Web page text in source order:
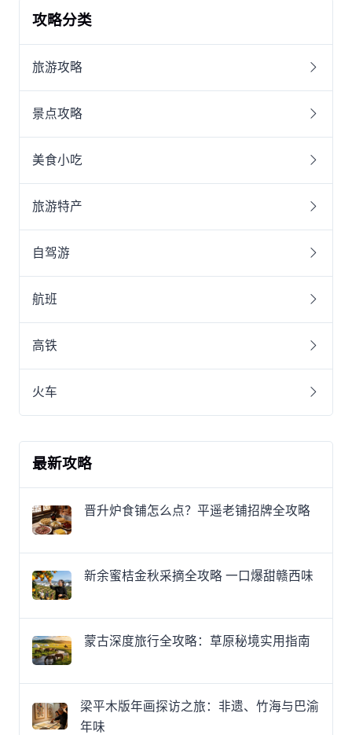
攻略分类
旅游攻略
景点攻略
美食小吃
旅游特产
自驾游
航班
高铁
火车
最新攻略
晋升炉食铺怎么点？平遥老铺招牌全攻略
新余蜜桔金秋采摘全攻略 一口爆甜赣西味
蒙古深度旅行全攻略：草原秘境实用指南
梁平木版年画探访之旅：非遗、竹海与巴渝
年味